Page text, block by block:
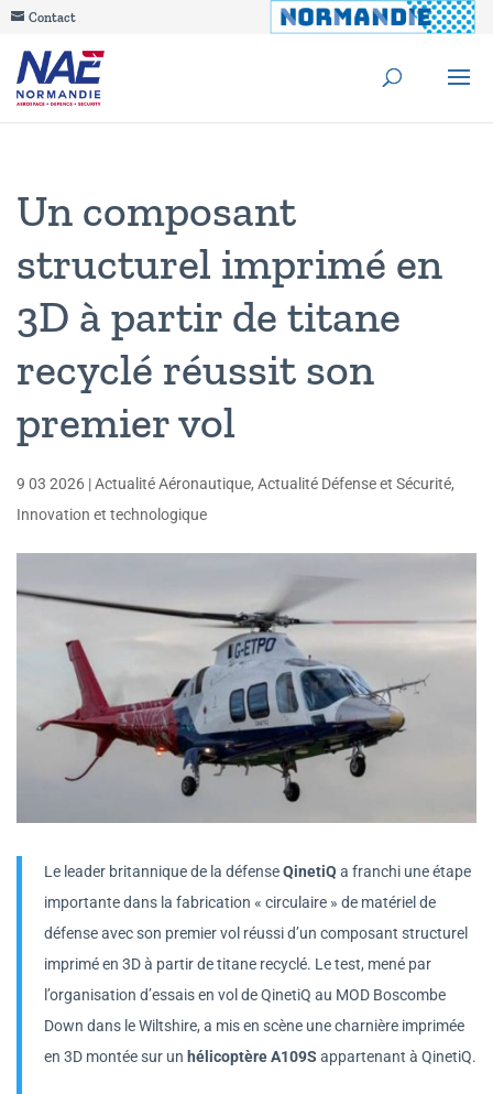
Contact
Un composant
structurel imprimé en
3D à partir de titane
recyclé réussit son
premier vol
9 03 2026 |Actualité Aéronautique, Actualité Défense et Sécurité,
Innovation et technologique
Le leader britannique de la défenseQinetiQ a franchi une étape
importante dans la fabrication « circulaire » de matériel de
défense avec son premier vol réussi d’un composant structurel
imprimé en 3D à partir de titane recyclé. Le test, mené par
l’organisation d’essais en vol de QinetiQ au MOD Boscombe
Down dans le Wiltshire, a mis en scène une charnière imprimée
en 3D montée sur un hélicoptère A109S appartenant à QinetiQ.